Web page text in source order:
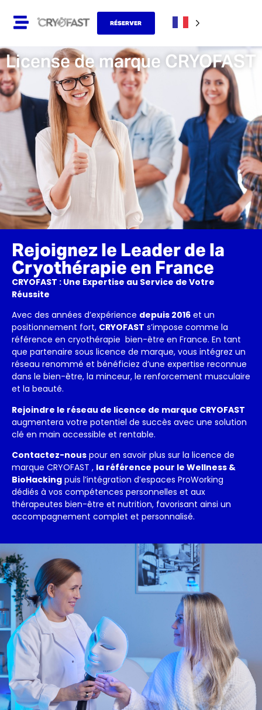
RÉSERVER
License de marque CRYOFAST
Rejoignez le Leader de la
Cryothérapie en France
CRYOFAST : Une Expertise au Service de Votre
Réussite
Avec des années d’expérience depuis 2016 et un
positionnement fort, CRYOFAST s’impose comme la
référence en cryothérapie bien-être en France. En tant
que partenaire sous licence de marque, vous intégrez un
réseau renommé et bénéficiez d’une expertise reconnue
dans le bien-être, la minceur, le renforcement musculaire
et la beauté.
Rejoindre le réseau de licence de marque CRYOFAST
augmentera votre potentiel de succès avec une solution
clé en main accessible et rentable.
Contactez-nous pour en savoir plus sur la licence de
marque CRYOFAST , la référence pour le Wellness &
BioHacking puis l’intégration d’espaces ProWorking
dédiés à vos compétences personnelles et aux
thérapeutes bien-être et nutrition, favorisant ainsi un
accompagnement complet et personnalisé.